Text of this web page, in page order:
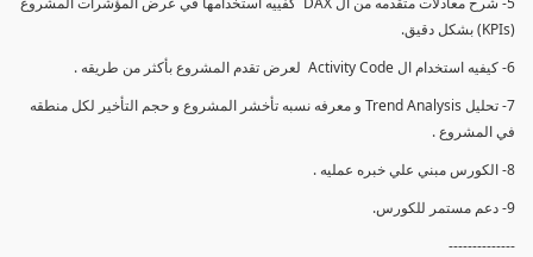
(KPIs) بشكل دقيق.
6- كيفيه استخدام ال Activity Code لعرض تقدم المشروع بأكثر من طريقه .
7- تحليل Trend Analysis و معرفه نسبه تأخشر المشروع و حجم التأخير لكل منطقه
في المشروع .
8- الكورس مبني علي خبره عمليه .
9- دعم مستمر للكورس.
--------------